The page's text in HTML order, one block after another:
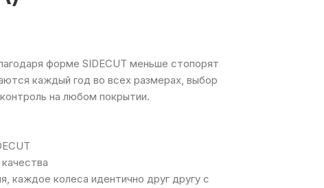
форме SIDECUT меньше стопорят
каждый год во всех размерах, выбор
на любом покрытии.
каждое колеса идентично друг другу с